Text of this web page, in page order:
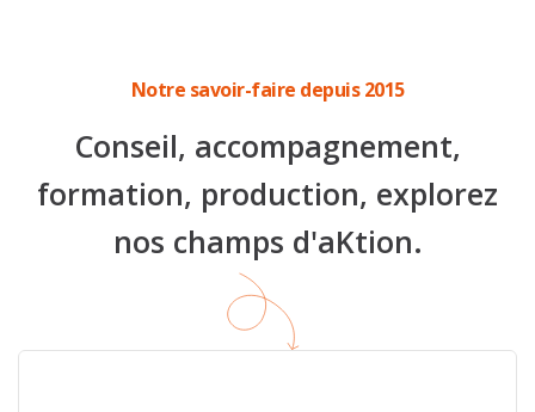
Notre savoir-faire depuis 2015
Conseil, accompagnement,
formation, production, explorez
nos champs d'aKtion.